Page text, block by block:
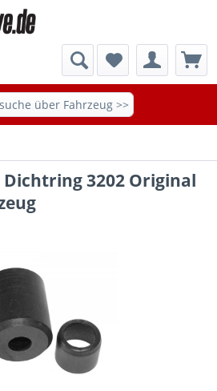
über Fahrzeug >>
3202 Original